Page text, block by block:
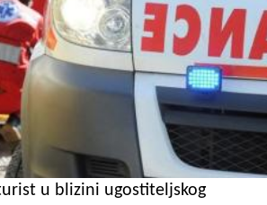
u blizini ugostiteljskog